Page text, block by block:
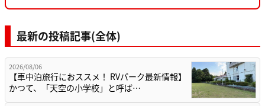
最新の投稿記事(全体)
2026/08/06
【車中泊旅行におススメ！ RVパーク最新情報】
かつて、「天空の小学校」と呼ば…